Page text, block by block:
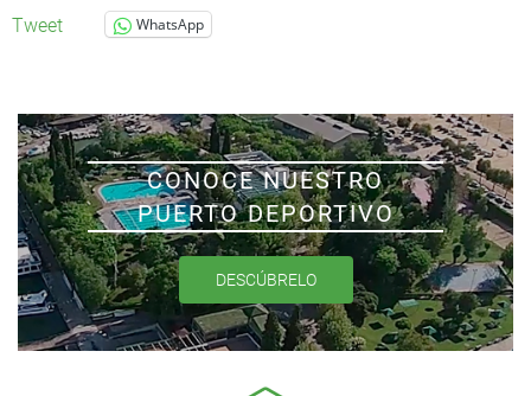
Tweet WhatsApp
CONOCE NUESTRO
PUERTO DEPORTIVO
DESCÚBRELO